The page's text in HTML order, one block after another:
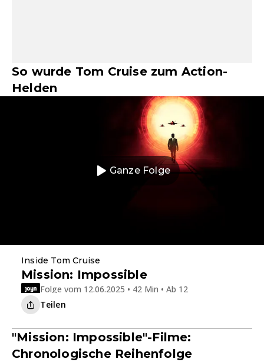
So wurde Tom Cruise zum Action-
Helden
Ganze Folge
Inside Tom Cruise
Mission: Impossible
Folge vom 12.06.2025 • 42 Min • Ab 12
Teilen
"Mission: Impossible"-Filme:
Chronologische Reihenfolge